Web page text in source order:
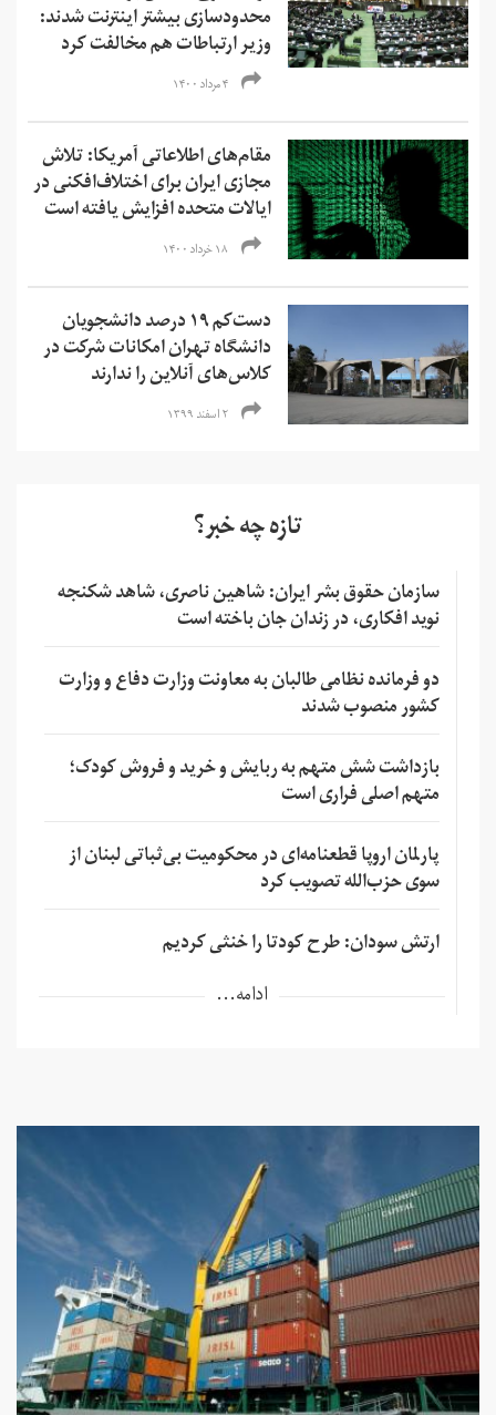
محدودسازی بیشتر اینترنت شدند:
وزیر ارتباطات هم مخالفت کرد
۴ مرداد ۱۴۰۰
مقام‌های اطلاعاتی آمریکا: تلاش
مجازی ایران برای اختلاف‌افکنی در
ایالات متحده افزایش یافته است
۱۸ خرداد ۱۴۰۰
دست‌کم ۱۹ درصد دانشجویان
دانشگاه تهران امکانات شرکت در
کلاس‌‌های آنلاین را ندارند
۲ اسفند ۱۳۹۹
تازه چه خبر؟
سازمان حقوق بشر ایران: شاهین ناصری، شاهد شکنجه
نوید افکاری، در زندان جان باخته است
دو فرمانده نظامی طالبان به معاونت وزارت دفاع و وزارت
کشور منصوب شدند
بازداشت شش متهم به ربایش و خرید و فروش کودک؛
متهم اصلی فراری است
پارلمان اروپا قطعنامه‌ای در محکومیت بی‌ثباتی لبنان از
سوی حزب‌الله تصویب کرد
ارتش سودان: طرح کودتا را خنثی کردیم
ادامه...